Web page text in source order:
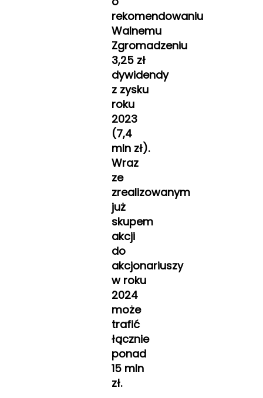
rekomendowaniu
Walnemu
Zgromadzeniu
3,25 zł
dywidendy
z zysku
roku
2023
(7,4
mln zł).
Wraz
ze
zrealizowanym
już
skupem
akcji
do
akcjonariuszy
w roku
2024
może
trafić
łącznie
ponad
15 mln
zł.